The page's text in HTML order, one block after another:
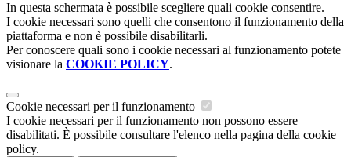
In questa schermata è possibile scegliere quali cookie consentire.
I cookie necessari sono quelli che consentono il funzionamento della
piattaforma e non è possibile disabilitarli.
Per conoscere quali sono i cookie necessari al funzionamento potete
visionare la COOKIE POLICY.
Cookie necessari per il funzionamento
I cookie necessari per il funzionamento non possono essere
disabilitati. È possibile consultare l'elenco nella pagina della cookie
policy.